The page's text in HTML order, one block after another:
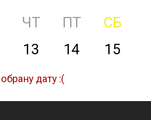
ЧТ ПТ
СБ
13 14 15
дату :(